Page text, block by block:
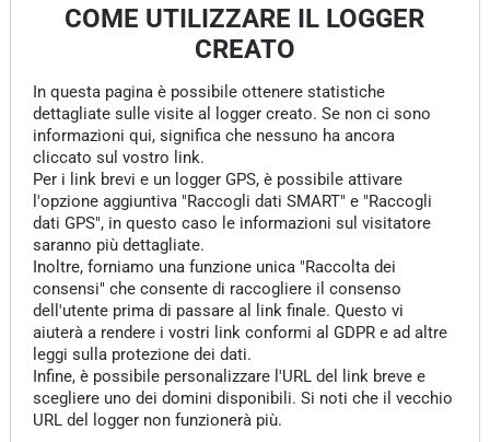
COME UTILIZZARE IL LOGGER
CREATO
In questa pagina è possibile ottenere statistiche
dettagliate sulle visite al logger creato. Se non ci sono
informazioni qui, significa che nessuno ha ancora
cliccato sul vostro link.
Per i link brevi e un logger GPS, è possibile attivare
l'opzione aggiuntiva "Raccogli dati SMART" e "Raccogli
dati GPS", in questo caso le informazioni sul visitatore
saranno più dettagliate.
Inoltre, forniamo una funzione unica "Raccolta dei
consensi" che consente di raccogliere il consenso
dell'utente prima di passare al link finale. Questo vi
aiuterà a rendere i vostri link conformi al GDPR e ad altre
leggi sulla protezione dei dati.
Infine, è possibile personalizzare l'URL del link breve e
scegliere uno dei domini disponibili. Si noti che il vecchio
URL del logger non funzionerà più.